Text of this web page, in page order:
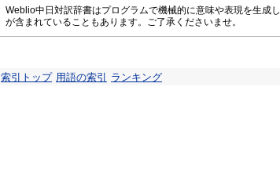
Weblio中日対訳辞書はプログラムで機械的に意味や表現を生成
が含まれていることもあります。ご了承くださいませ。
索引トップ 用語の索引 ランキング